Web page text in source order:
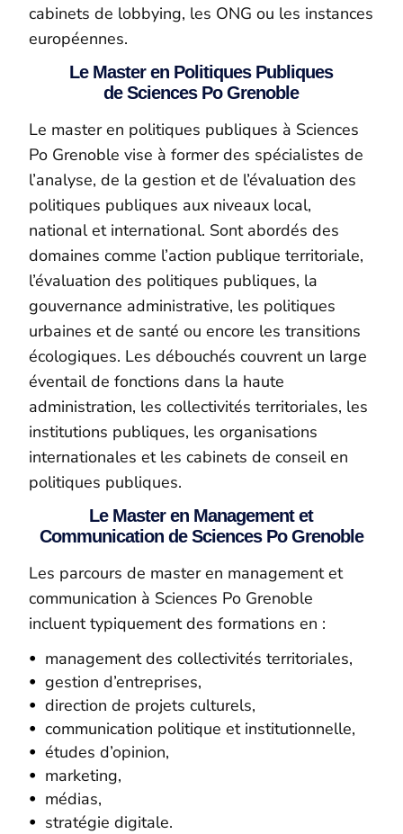
cabinets de lobbying, les ONG ou les instances
européennes.
Le Master en Politiques Publiques
de Sciences Po Grenoble
Le master en politiques publiques à Sciences
Po Grenoble vise à former des spécialistes de
l’analyse, de la gestion et de l’évaluation des
politiques publiques aux niveaux local,
national et international. Sont abordés des
domaines comme l’action publique territoriale,
l’évaluation des politiques publiques, la
gouvernance administrative, les politiques
urbaines et de santé ou encore les transitions
écologiques. Les débouchés couvrent un large
éventail de fonctions dans la haute
administration, les collectivités territoriales, les
institutions publiques, les organisations
internationales et les cabinets de conseil en
politiques publiques.
Le Master en Management et
Communication de Sciences Po Grenoble
Les parcours de master en management et
communication à Sciences Po Grenoble
incluent typiquement des formations en :
management des collectivités territoriales,
gestion d’entreprises,
direction de projets culturels,
communication politique et institutionnelle,
études d’opinion,
marketing,
médias,
stratégie digitale.